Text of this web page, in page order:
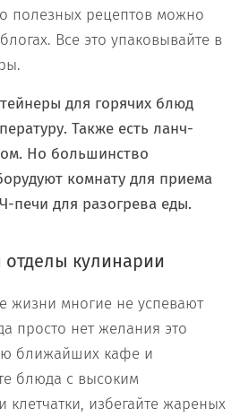
полезных рецептов можно
Все это упаковывайте в
для горячих блюд
Также есть ланч-
Но большинство
комнату для приема
печи для разогрева еды.
кулинарии
жизни многие не успевают
просто нет желания это
ближайших кафе и
блюда с высоким
избегайте жареных